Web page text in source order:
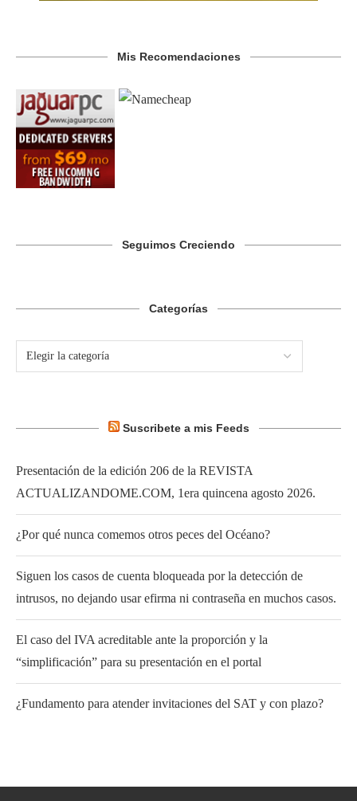
Mis Recomendaciones
Seguimos Creciendo
Categorías
Suscribete a mis Feeds
Presentación de la edición 206 de la REVISTA
ACTUALIZANDOME.COM, 1era quincena agosto 2026.
¿Por qué nunca comemos otros peces del Océano?
Siguen los casos de cuenta bloqueada por la detección de
intrusos, no dejando usar efirma ni contraseña en muchos casos.
El caso del IVA acreditable ante la proporción y la
“simplificación” para su presentación en el portal
¿Fundamento para atender invitaciones del SAT y con plazo?